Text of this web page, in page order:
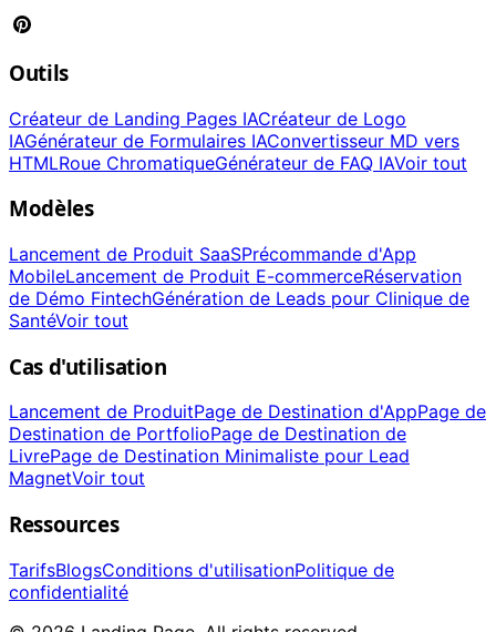
Outils
Créateur de Landing Pages IACréateur de Logo
IAGénérateur de Formulaires IAConvertisseur MD vers
HTMLRoue ChromatiqueGénérateur de FAQ IAVoir tout
Modèles
Lancement de Produit SaaSPrécommande d'App
MobileLancement de Produit E-commerceRéservation
de Démo FintechGénération de Leads pour Clinique de
SantéVoir tout
Cas d'utilisation
Lancement de ProduitPage de Destination d'AppPage de
Destination de PortfolioPage de Destination de
LivrePage de Destination Minimaliste pour Lead
MagnetVoir tout
Ressources
TarifsBlogsConditions d'utilisationPolitique de
confidentialité